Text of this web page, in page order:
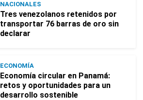
NACIONALES
Tres venezolanos retenidos por
transportar 76 barras de oro sin
declarar
ECONOMÍA
Economía circular en Panamá:
retos y oportunidades para un
desarrollo sostenible